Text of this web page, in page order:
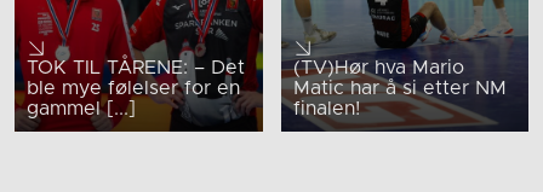
TOK TIL TÅRENE: – Det
ble mye følelser for en
gammel [...]
(TV)Hør hva Mario
Matic har å si etter NM
finalen!